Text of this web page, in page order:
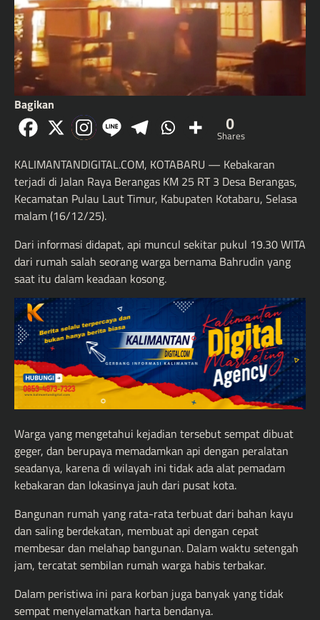
Bagikan
0
Shares
KALIMANTANDIGITAL.COM, KOTABARU — Kebakaran
terjadi di Jalan Raya Berangas KM 25 RT 3 Desa Berangas,
Kecamatan Pulau Laut Timur, Kabupaten Kotabaru, Selasa
malam (16/12/25).
Dari informasi didapat, api muncul sekitar pukul 19.30 WITA
dari rumah salah seorang warga bernama Bahrudin yang
saat itu dalam keadaan kosong.
Warga yang mengetahui kejadian tersebut sempat dibuat
geger, dan berupaya memadamkan api dengan peralatan
seadanya, karena di wilayah ini tidak ada alat pemadam
kebakaran dan lokasinya jauh dari pusat kota.
Bangunan rumah yang rata-rata terbuat dari bahan kayu
dan saling berdekatan, membuat api dengan cepat
membesar dan melahap bangunan. Dalam waktu setengah
jam, tercatat sembilan rumah warga habis terbakar.
Dalam peristiwa ini para korban juga banyak yang tidak
sempat menyelamatkan harta bendanya.